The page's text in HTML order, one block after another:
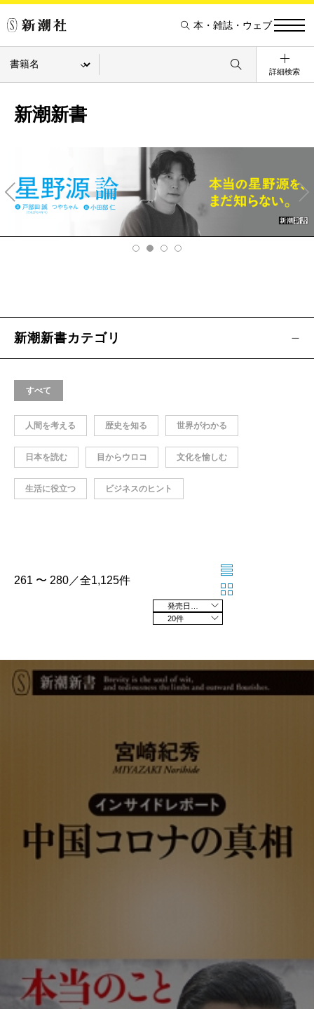
本・雑誌・ウェブ
詳細検索
新潮新書
v
Ne
xt
新潮新書カテゴリ
すべて
人間を考える 歴史を知る 世界がわかる
日本を読む 目からウロコ 文化を愉しむ
生活に役立つ ビジネスのヒント
261 〜 280／全1,125件
20件